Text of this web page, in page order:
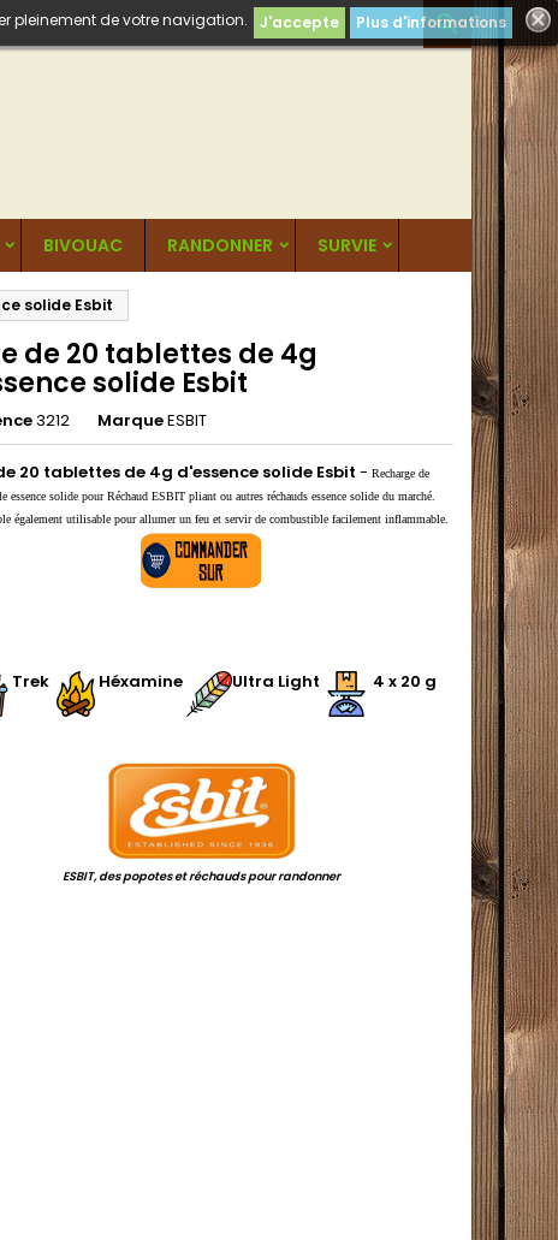

pleinement de votre navigation. J'accepte Plus d'informations
BIVOUAC RANDONNER SURVIE
solide Esbit
de 20 tablettes de 4g
solide Esbit
3212 MarqueESBIT
20 tablettes de 4g d'essence solide Esbit - Recharge de
essence solide pour Réchaud ESBIT pliant ou autres réchauds essence solide du marché.
également utilisable pour allumer un feu et servir de combustible facilement inflammable.
Trek
Héxamine Ultra Light 4 x 20 g
ESBIT, des popotes et réchauds pour randonner